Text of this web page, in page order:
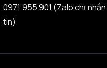
0971 955 901 (Zalo chỉ nhắn
tin)